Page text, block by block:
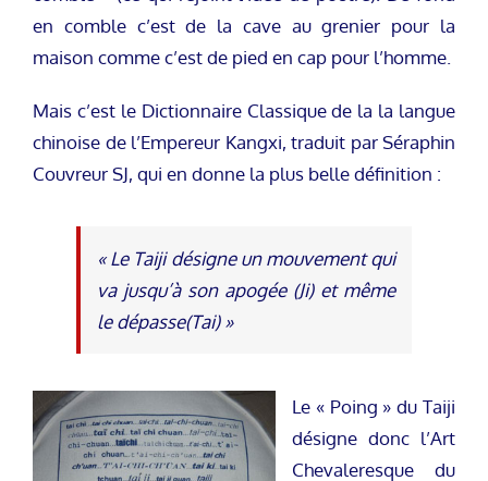
en comble c’est de la cave au grenier pour la
maison comme c’est de pied en cap pour l’homme.
Mais c’est le Dictionnaire Classique de la la langue
chinoise de l’Empereur Kangxi, traduit par Séraphin
Couvreur SJ, qui en donne la plus belle définition :
« Le Taiji désigne un mouvement qui
va jusqu’à son apogée (Ji) et même
le dépasse(Tai) »
Le « Poing » du Taiji
désigne donc l’Art
Chevaleresque du